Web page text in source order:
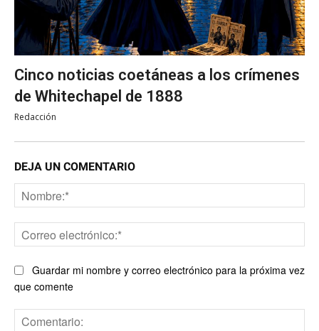
Cinco noticias coetáneas a los crímenes
de Whitechapel de 1888
Redacción
DEJA UN COMENTARIO
Guardar mi nombre y correo electrónico para la próxima vez
que comente